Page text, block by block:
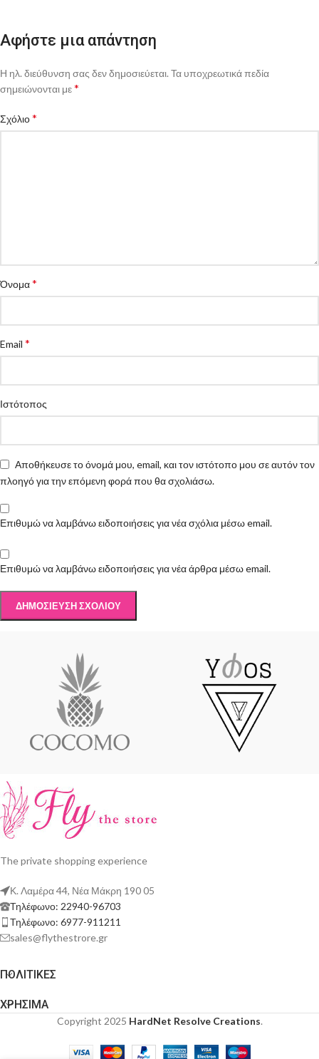
Αφήστε μια απάντηση
Η ηλ. διεύθυνση σας δεν δημοσιεύεται. Τα υποχρεωτικά πεδία
σημειώνονται με*
Σχόλιο*
Όνομα*
Email *
Ιστότοπος
Αποθήκευσε το όνομά μου, email, και τον ιστότοπο μου σε αυτόν τον
πλοηγό για την επόμενη φορά που θα σχολιάσω.
Επιθυμώ να λαμβάνω ειδοποιήσεις για νέα σχόλια μέσω email.
Επιθυμώ να λαμβάνω ειδοποιήσεις για νέα άρθρα μέσω email.
The private shopping experience
Κ. Λαμέρα 44, Νέα Μάκρη 190 05
Τηλέφωνο: 22940-96703
Τηλέφωνο: 6977-911211
sales@flythestrore.gr
ΠΟΛΙΤΙΚΕΣ
ΧΡΗΣΙΜΑ
Copyright 2025 HardNet Resolve Creations.